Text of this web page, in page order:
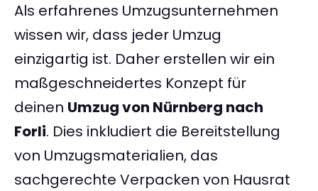
Als erfahrenes Umzugsunternehmen
wissen wir, dass jeder Umzug
einzigartig ist. Daher erstellen wir ein
maßgeschneidertes Konzept für
deinen Umzug von Nürnberg nach
Forli. Dies inkludiert die Bereitstellung
von Umzugsmaterialien, das
sachgerechte Verpacken von Hausrat